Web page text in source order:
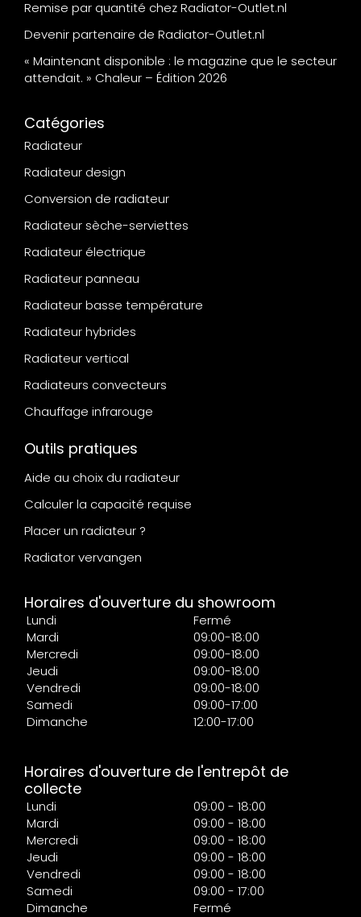
Remise par quantité chez Radiator-Outlet.nl
Devenir partenaire de Radiator-Outlet.nl
« Maintenant disponible : le magazine que le secteur
attendait. » Chaleur – Édition 2026
Catégories
Radiateur
Radiateur design
Conversion de radiateur
Radiateur sèche-serviettes
Radiateur électrique
Radiateur panneau
Radiateur basse température
Radiateur hybrides
Radiateur vertical
Radiateurs convecteurs
Chauffage infrarouge
Outils pratiques
Aide au choix du radiateur
Calculer la capacité requise
Placer un radiateur ?
Radiator vervangen
Horaires d'ouverture du showroom
Lundi
Fermé
Mardi
09:00-18:00
Mercredi
09:00-18:00
Jeudi
09:00-18:00
Vendredi
09:00-18:00
Samedi
09:00-17:00
Dimanche
12:00-17:00
Horaires d'ouverture de l'entrepôt de
collecte
Lundi
09:00 - 18:00
Mardi
09:00 - 18:00
Mercredi
09:00 - 18:00
Jeudi
09:00 - 18:00
Vendredi
09:00 - 18:00
Samedi
09:00 - 17:00
Dimanche
Fermé